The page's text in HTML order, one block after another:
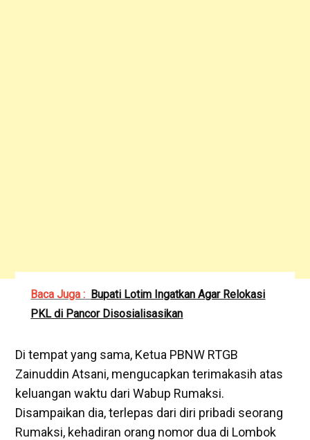
Baca Juga : Bupati Lotim Ingatkan Agar Relokasi
PKL di Pancor Disosialisasikan
Di tempat yang sama, Ketua PBNW RTGB
Zainuddin Atsani, mengucapkan terimakasih atas
keluangan waktu dari Wabup Rumaksi.
Disampaikan dia, terlepas dari diri pribadi seorang
Rumaksi, kehadiran orang nomor dua di Lombok